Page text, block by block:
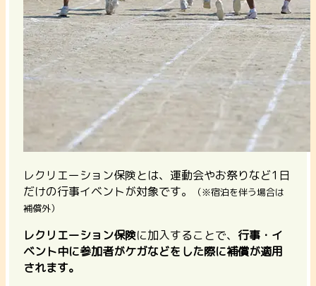
レクリエーション保険とは、運動会やお祭りなど1日
だけの行事イベントが対象です。
（※宿泊を伴う場合は
補償外）
レクリエーション保険に加入することで、 行事・イ
ベント中に参加者がケガなどをした際に補償が適用
されます。